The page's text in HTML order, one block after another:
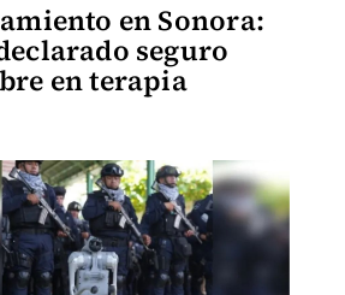
en Sonora:
seguro
en terapia